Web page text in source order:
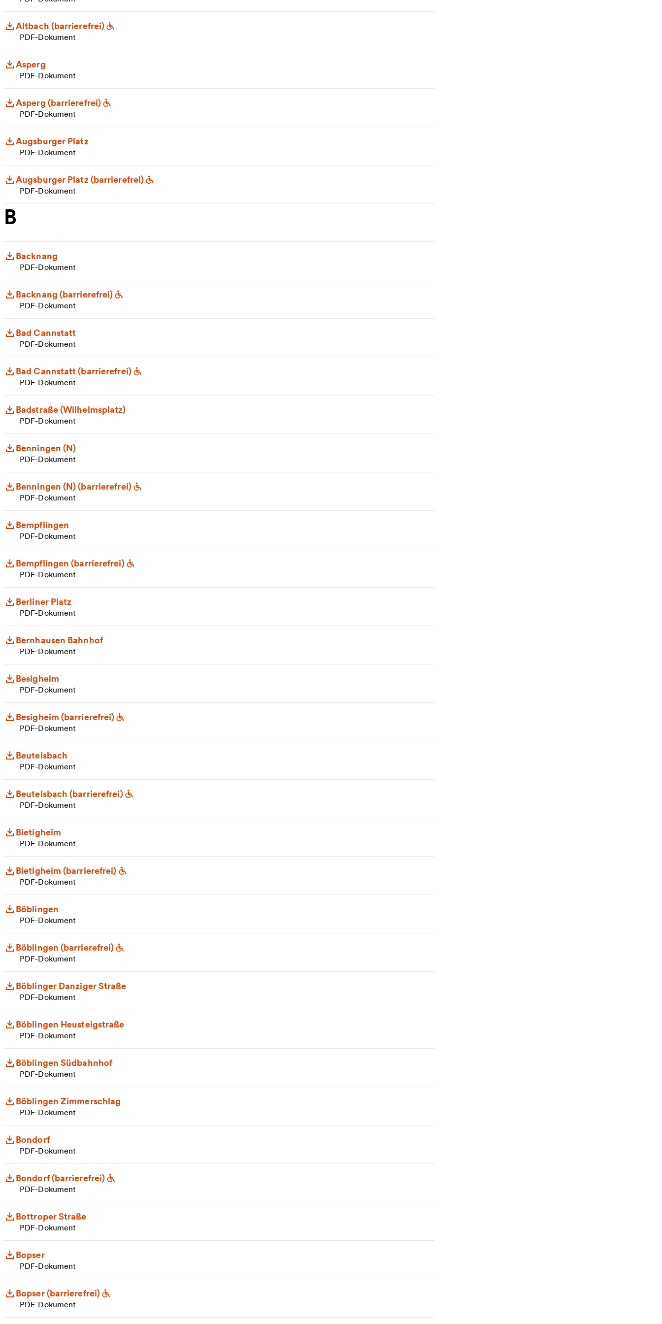
Altbach (barrierefrei)
PDF-Dokument
Asperg
PDF-Dokument
Asperg (barrierefrei)
PDF-Dokument
Augsburger Platz
PDF-Dokument
Augsburger Platz (barrierefrei)
PDF-Dokument
B
Backnang
PDF-Dokument
Backnang (barrierefrei)
PDF-Dokument
Bad Cannstatt
PDF-Dokument
Bad Cannstatt (barrierefrei)
PDF-Dokument
Badstraße (Wilhelmsplatz)
PDF-Dokument
Benningen (N)
PDF-Dokument
Benningen (N) (barrierefrei)
PDF-Dokument
Bempflingen
PDF-Dokument
Bempflingen (barrierefrei)
PDF-Dokument
Berliner Platz
PDF-Dokument
Bernhausen Bahnhof
PDF-Dokument
Besigheim
PDF-Dokument
Besigheim (barrierefrei)
PDF-Dokument
Beutelsbach
PDF-Dokument
Beutelsbach (barrierefrei)
PDF-Dokument
Bietigheim
PDF-Dokument
Bietigheim (barrierefrei)
PDF-Dokument
Böblingen
PDF-Dokument
Böblingen (barrierefrei)
PDF-Dokument
Böblinger Danziger Straße
PDF-Dokument
Böblingen Heusteigstraße
PDF-Dokument
Böblingen Südbahnhof
PDF-Dokument
Böblingen Zimmerschlag
PDF-Dokument
Bondorf
PDF-Dokument
Bondorf (barrierefrei)
PDF-Dokument
Bottroper Straße
PDF-Dokument
Bopser
PDF-Dokument
Bopser (barrierefrei)
PDF-Dokument